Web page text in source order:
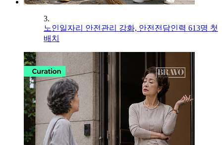
3.
노인일자리 안전관리 강화, 안전전담인력 613명 첫
배치